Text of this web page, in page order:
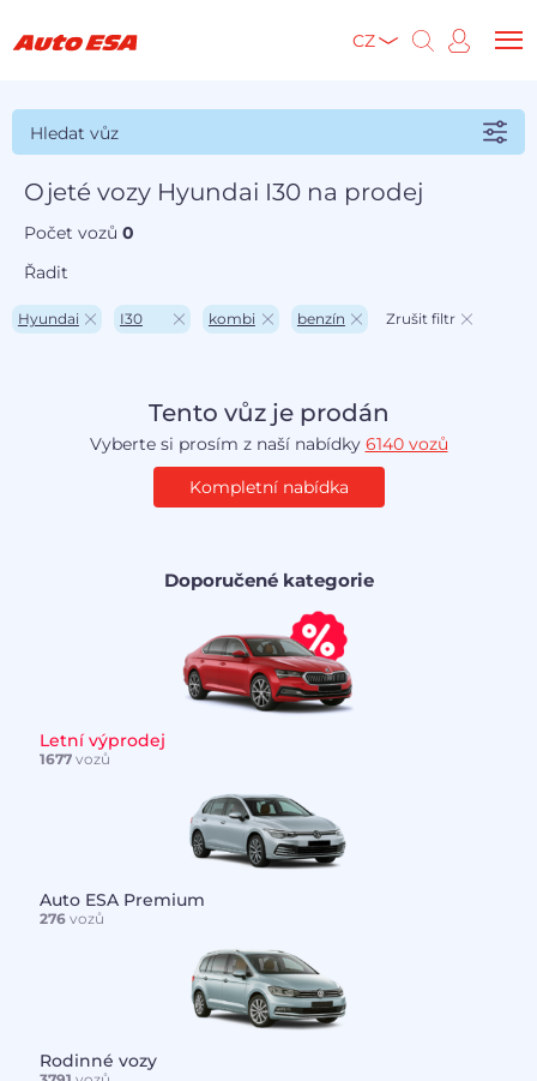
CZ
Hledat vůz
Ojeté vozy Hyundai I30 na prodej
Počet vozů0
Řadit
Hyundai I30 kombi benzín Zrušit filtr
Tento vůz je prodán
Vyberte si prosím z naší nabídky 6140 vozů
Kompletní nabídka
Doporučené kategorie
Letní výprodej
1677vozů
Auto ESA Premium
276vozů
Rodinné vozy